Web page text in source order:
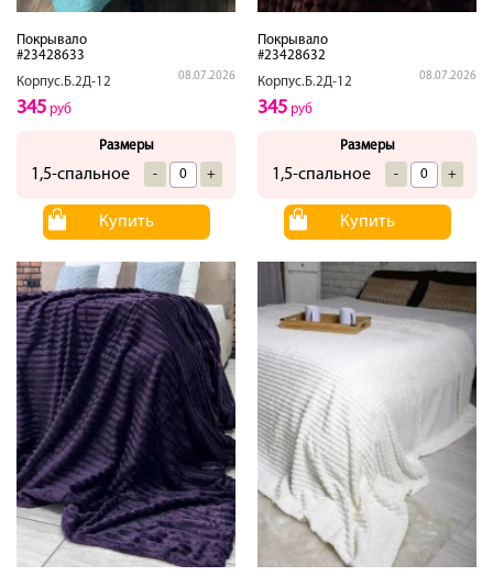
Покрывало
#23428633
Корпус.Б.2Д-12
08.07.2026
345 руб
Размеры
1,5-спальное - +
Купить
Покрывало
#23428632
Корпус.Б.2Д-12
08.07.2026
345 руб
Размеры
1,5-спальное - +
Купить